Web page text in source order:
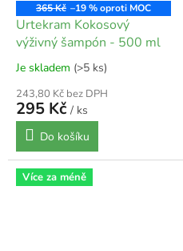
365 Kč –19 %
Urtekram Kokosový
výživný šampón - 500 ml
Je skladem (>5 ks)
243,80 Kč bez DPH
295 Kč / ks
Do košíku
Více za méně